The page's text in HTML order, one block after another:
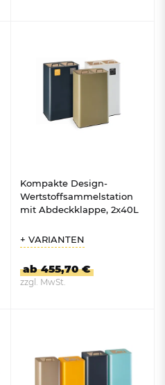
Kompakte Design-
Wertstoffsammelstation
mit Abdeckklappe, 2x40L
+ VARIANTEN
ab 455,70 €
zzgl. MwSt.